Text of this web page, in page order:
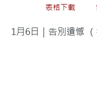
表格下載
1月6日｜告別遺憾